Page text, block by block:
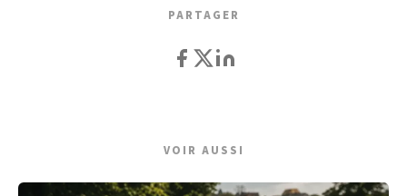
PARTAGER
VOIR AUSSI